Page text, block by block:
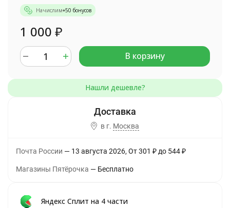
Начислим+50 бонусов
1 000 ₽
В корзину
в г. Москва
Почта России 13 августа 2026 От 301 ₽ до 544₽
Магазины Пятёрочка Бесплатно
Яндекс Сплит на 4 части